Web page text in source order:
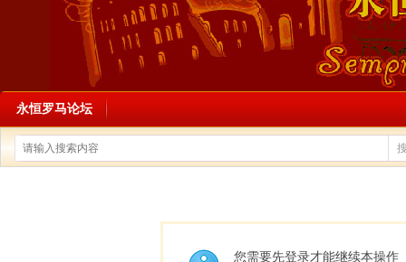
永恒罗马论坛
您需要先登录才能继续本操作